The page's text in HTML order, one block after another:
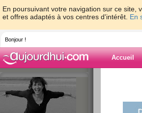
En poursuivant votre navigation sur ce site,
et offres adaptés à vos centres d'intérêt. En
Bonjour !
Accueil
Blog